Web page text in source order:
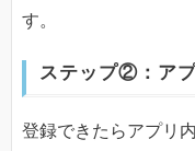
す。
ステップ②：ア
登録できたらアプリ